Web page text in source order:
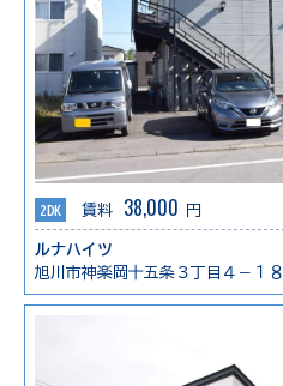
2DK 賃料 38,000 円
ルナハイツ
旭川市神楽岡十五条３丁目４－１８